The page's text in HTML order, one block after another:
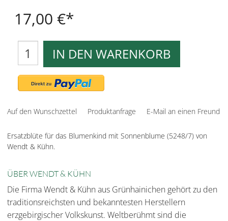
17,00 €
IN DEN WARENKORB
Auf den Wunschzettel Produktanfrage E-Mail an einen Freund
Ersatzblüte für das Blumenkind mit Sonnenblume (5248/7) von
Wendt & Kühn.
ÜBER WENDT & KÜHN
Die Firma Wendt & Kühn aus Grünhainichen gehört zu den
traditionsreichsten und bekanntesten Herstellern
erzgebirgischer Volkskunst. Weltberühmt sind die